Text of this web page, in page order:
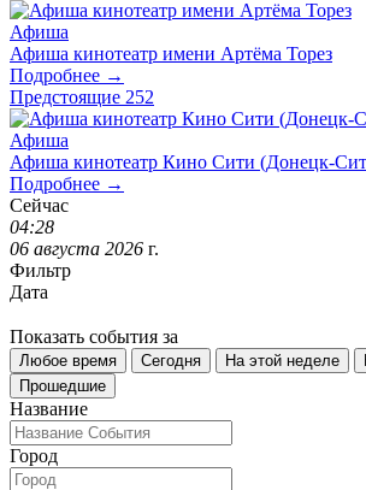
Афиша
Афиша кинотеатр имени Артёма Торез
Подробнее →
Предстоящие 252
Афиша
Афиша кинотеатр Кино Сити (Донецк-
Подробнее →
Сейчас
04:28
06 августа 2026 г.
Фильтр
Дата
Показать события за
Любое время Сегодня На этой неделе
Прошедшие
Название
Город